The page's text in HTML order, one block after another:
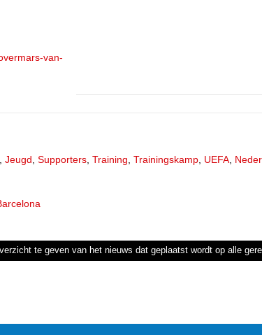
van-
Jeugd Supporters Training Trainingskamp UEFA
te geven van het nieuws dat geplaatst wordt op alle